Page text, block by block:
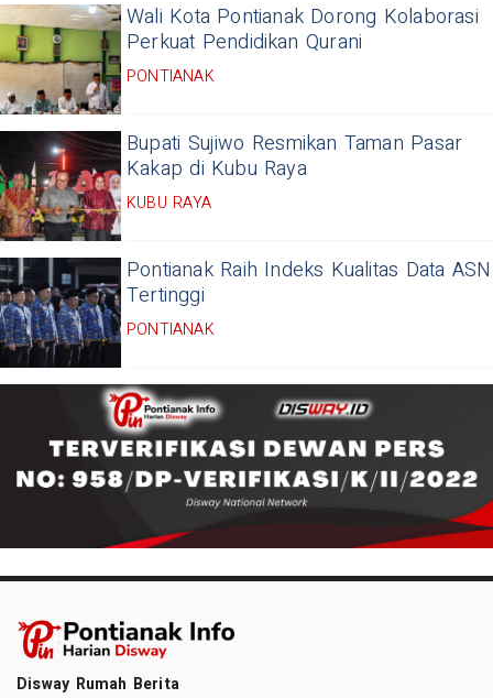
Wali Kota Pontianak Dorong Kolaborasi
Perkuat Pendidikan Qurani
PONTIANAK
Bupati Sujiwo Resmikan Taman Pasar
Kakap di Kubu Raya
KUBU RAYA
Pontianak Raih Indeks Kualitas Data ASN
Tertinggi
PONTIANAK
Disway Rumah Berita